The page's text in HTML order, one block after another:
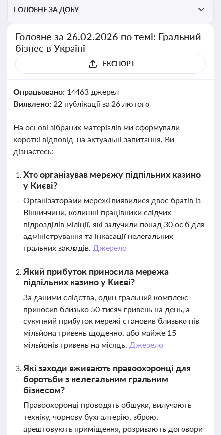
ГОЛОВНЕ ЗА ДОБУ
Головне за 26.02.2026 по темі: Гральний
бізнес в Україні
ЕКСПОРТ
Опрацьовано: 14463 джерел
Виявлено: 22 публікації за 26 лютого
На основі зібраних матеріалів ми сформували
короткі відповіді на актуальні запитання. Ви
дізнаєтесь:
Хто організував мережу підпільних казино
у Києві?
Організаторами мережі виявилися двоє братів із
Вінниччини, колишні працівники слідчих
підрозділів міліції, які залучили понад 30 осіб для
адміністрування та інкасації нелегальних
гральних закладів. Джерело
Який прибуток приносила мережа
підпільних казино у Києві?
За даними слідства, один гральний комплекс
приносив близько 50 тисяч гривень на день, а
сукупний прибуток мережі становив близько пів
мільйона гривень щоденно, або майже 15
мільйонів гривень на місяць. Джерело
Які заходи вживають правоохоронці для
боротьби з нелегальним гральним
бізнесом?
Правоохоронці проводять обшуки, вилучають
техніку, чорнову бухгалтерію, зброю,
арештовують приміщення, розривають договори